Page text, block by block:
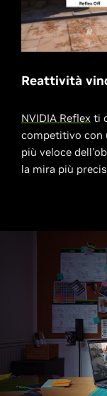
Reattività
NVIDIA Reflex ti
competitivo con
più veloce
la mira più